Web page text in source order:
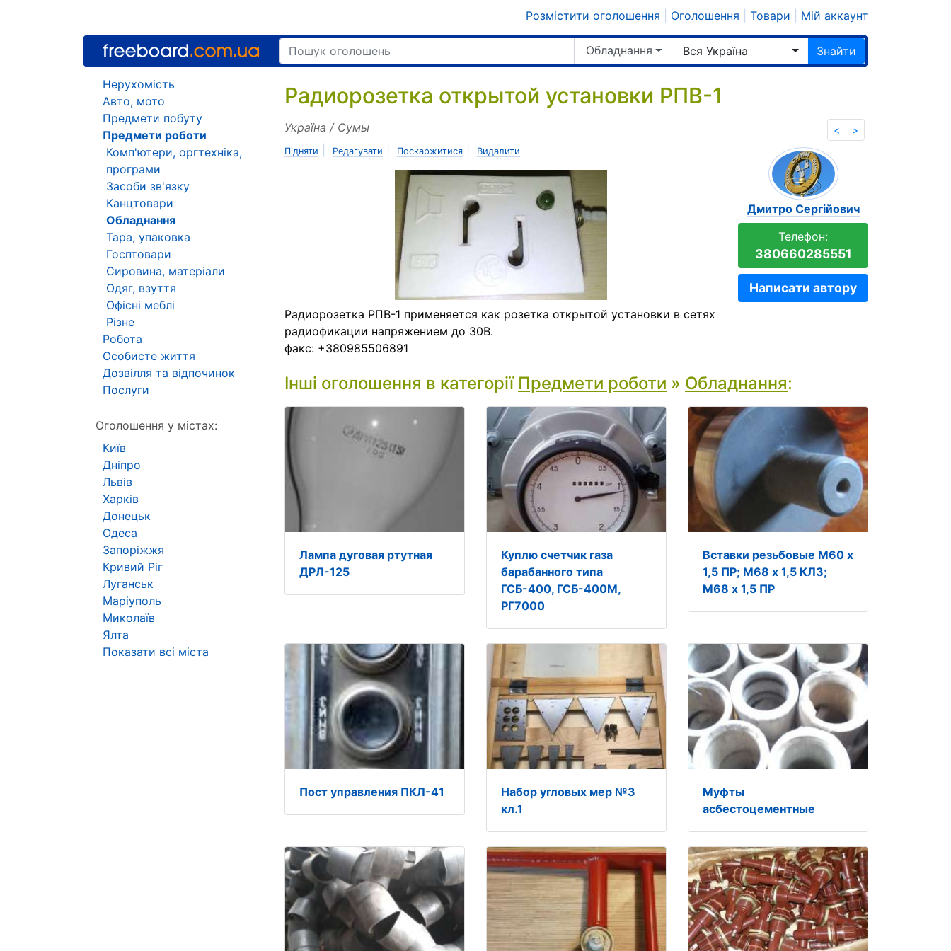
Розмістити оголошення Оголошення Товари Мій аккаунт
Обладнання Вся Україна Знайти
Радиорозетка открытой установки РПВ-1
< >
Україна / Сумы
Підняти Редагувати Поскаржитися Видалити
Радиорозетка РПВ-1 применяется как розетка открытой установки в сетях
радиофикации напряжением до 30В.
факс: +380985506891
Дмитро Сергійович
Телефон:
380660285551
Написати автору
Інші оголошення в категорії Предмети роботи » Обладнання:
Лампа дуговая ртутная
ДРЛ-125
Куплю счетчик газа
барабанного типа
ГСБ-400, ГСБ-400М,
РГ7000
Вставки резьбовые М60 х
1,5 ПР; М68 х 1,5 КЛ3;
М68 х 1,5 ПР
Пост управления ПКЛ-41
Набор угловых мер №3
кл.1
Муфты
асбестоцементные
Нерухомість
Авто, мото
Предмети побуту
Предмети роботи
Комп'ютери, оргтехніка,
програми
Засоби зв'язку
Канцтовари
Обладнання
Тара, упаковка
Госптовари
Сировина, матеріали
Одяг, взуття
Офісні меблі
Різне
Робота
Особисте життя
Дозвілля та відпочинок
Послуги
Оголошення у містах:
Київ
Дніпро
Львів
Харків
Донецьк
Одеса
Запоріжжя
Кривий Ріг
Луганськ
Маріуполь
Миколаїв
Ялта
Показати всі міста